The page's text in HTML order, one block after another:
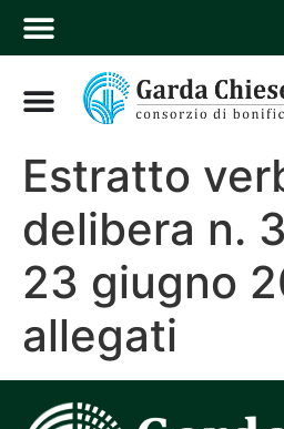
Estratto
delibera n.
23 giugno
allegati